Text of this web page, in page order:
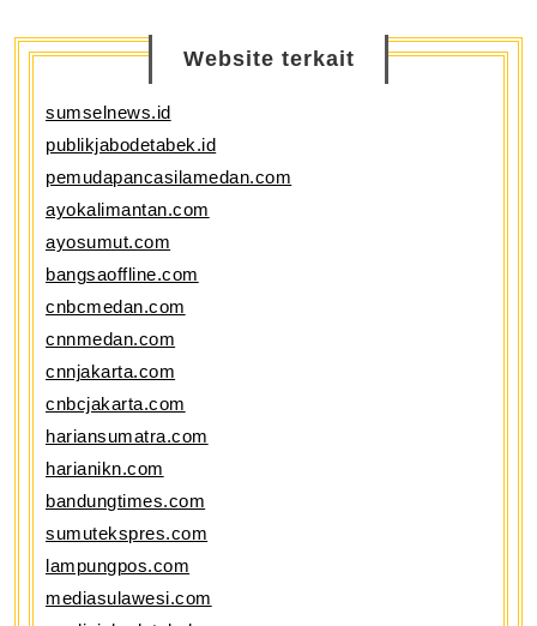
Website terkait
sumselnews.id
publikjabodetabek.id
pemudapancasilamedan.com
ayokalimantan.com
ayosumut.com
bangsaoffline.com
cnbcmedan.com
cnnmedan.com
cnnjakarta.com
cnbcjakarta.com
hariansumatra.com
harianikn.com
bandungtimes.com
sumutekspres.com
lampungpos.com
mediasulawesi.com